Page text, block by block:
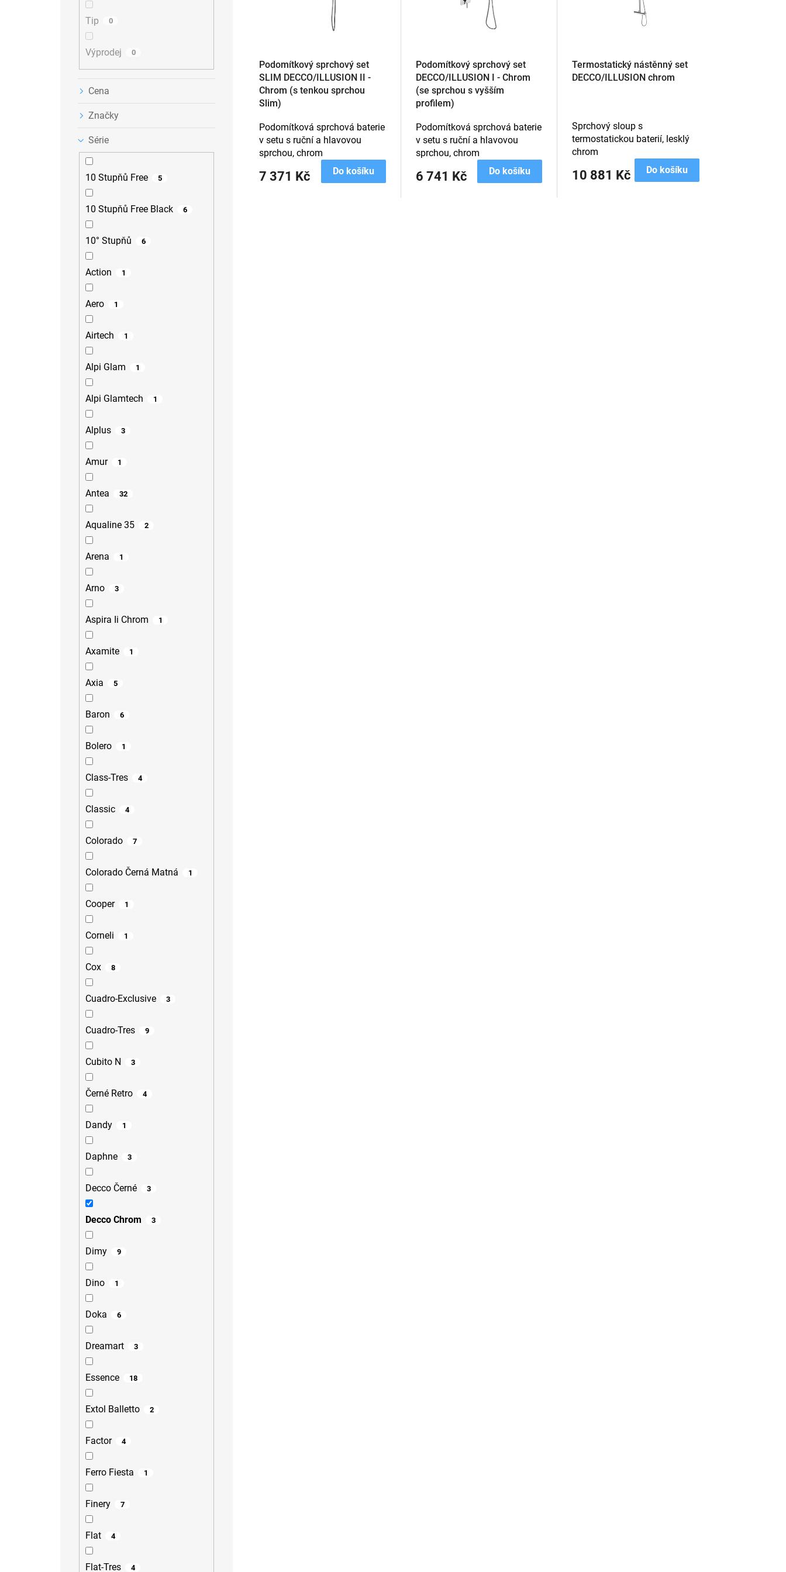
Tip 0
Výprodej 0
Cena
Značky
Série
10 Stupňů Free 5
10 Stupňů Free Black 6
10° Stupňů 6
Action 1
Aero 1
Airtech 1
Alpi Glam 1
Alpi Glamtech 1
Alplus 3
Amur 1
Antea 32
Aqualine 35 2
Arena 1
Arno 3
Aspira Ii Chrom 1
Axamite 1
Axia 5
Baron 6
Bolero 1
Class-Tres 4
Classic 4
Colorado 7
Colorado Černá Matná 1
Cooper 1
Corneli 1
Cox 8
Cuadro-Exclusive 3
Cuadro-Tres 9
Cubito N 3
Černé Retro 4
Dandy 1
Daphne 3
Decco Černé 3
Decco Chrom 3
Dimy 9
Dino 1
Doka 6
Dreamart 3
Essence 18
Extol Balletto 2
Factor 4
Ferro Fiesta 1
Finery 7
Flat 4
Flat-Tres 4
Podomítkový sprchový set
SLIM DECCO/ILLUSION II -
Chrom (s tenkou sprchou
Slim)
7 371 Kč Do košíku
Podomítková sprchová baterie
v setu s ruční a hlavovou
sprchou, chrom
Podomítkový sprchový set
DECCO/ILLUSION I - Chrom
(se sprchou s vyšším
profilem)
6 741 Kč Do košíku
Podomítková sprchová baterie
v setu s ruční a hlavovou
sprchou, chrom
Termostatický nástěnný set
DECCO/ILLUSION chrom
10 881 Kč Do košíku
Sprchový sloup s
termostatickou baterií, lesklý
chrom